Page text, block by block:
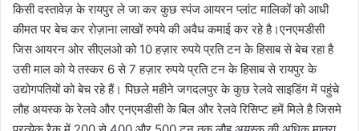
किसी दस्तावेज़ के रायपुर ले जा कर कुछ स्पंज आयरन प्लांट मालिकों को आधी
कीमत पर बेच कर रोज़ाना लाखों रुपये की अवैध कमाई कर रहे है।एनएमडीसी
जिस आयरन ओर सीएलओ को 10 हज़ार रुपये प्रति टन के हिसाब से बेच रहा है
उसी माल को ये तस्कर 6 से 7 हज़ार रुपये प्रति टन के हिसाब से रायपुर के
उद्योगपतियों को बेच रहे हैं। पिछले महीने जगदलपुर के कुछ रेलवे साइडिंग में पहुंचे
लौह अयस्क के रेलवे और एनएमडीसी के बिल और रेलवे रिसिप्ट हमें मिले है जिसमे